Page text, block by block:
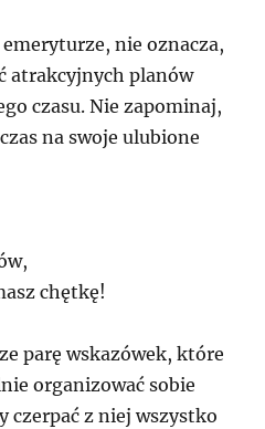
nie oznacza,
atrakcyjnych planów
czasu. Nie zapominaj,
na swoje ulubione
chętkę!
parę wskazówek, które
organizować sobie
czerpać z niej wszystko